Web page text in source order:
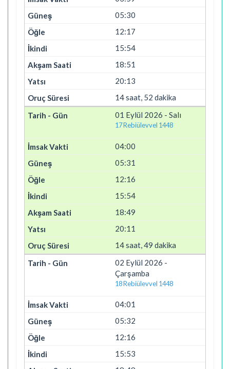
05:30
12:17
15:54
18:51
20:13
14 saat, 52 dakika
01 Eylül 2026 - Salı
17 Rebiülevvel 1448
04:00
05:31
12:16
15:54
18:49
20:11
14 saat, 49 dakika
02 Eylül 2026 -
Çarşamba
18 Rebiülevvel 1448
04:01
05:32
12:16
15:53